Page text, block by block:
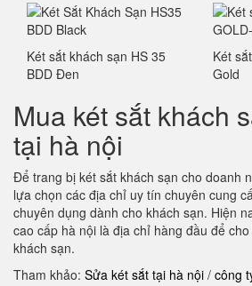
Két sắt khách sạn HS 35
BDD Đen
Két
Gold
Mua két sắt khách
tại hà nội
Để trang bị két sắt khách sạn cho doanh
lựa chọn các địa chỉ uy tín chuyên cung
chuyên dụng dành cho khách sạn. Hiện
cao cấp hà nội là địa chỉ hàng đầu để
khách sạn.
Tham khảo: Sửa két sắt tại hà nội / công